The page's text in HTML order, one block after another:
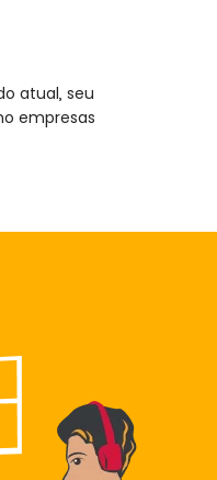
atual, seu
empresas